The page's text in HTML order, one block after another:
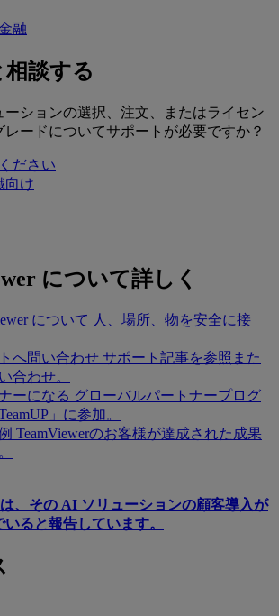
融
談する
ーションの選択、注文、またはライセン
レードについてサポートが必要ですか？
ださい
向け
について詳しく
について 人、場所、物を安全に接
へ問い合わせ サポート記事を参照また
合わせ。
ーになる グローバルパートナープログ
」に参加。
TeamViewerのお客様が達成された成果
、その AI ソリューションの顧客導入が
ると報告しています。